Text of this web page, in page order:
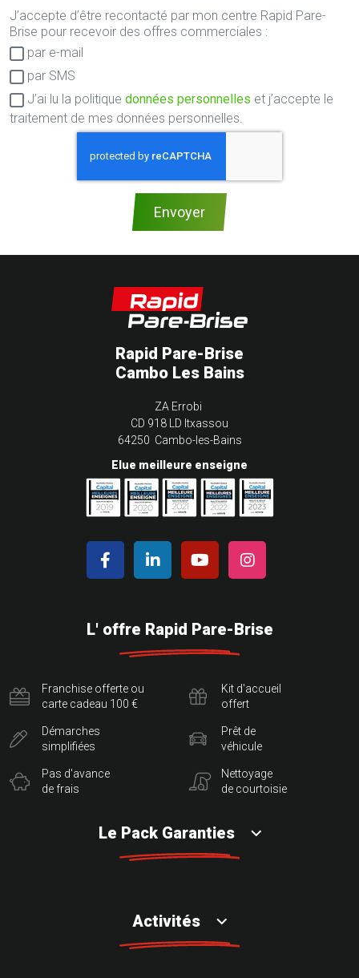
Consentement
RGPD
J’accepte d’être recontacté par mon centre Rapid Pare-
Brise pour recevoir des offres commerciales :
par e-mail
par SMS
J’ai lu la politique données personnelles et j’accepte le
traitement de mes données personnelles.
Envoyer
Rapid Pare-Brise
Cambo Les Bains
ZA Errobi
CD 918 LD Itxassou
64250 Cambo-les-Bains
Elue meilleure enseigne
L' offre Rapid Pare-Brise
Franchise offerte ou
carte cadeau 100 €
Démarches
simplifiées
Pas d'avance
de frais
Kit d'accueil
offert
Prêt de
véhicule
Nettoyage
de courtoisie
Le Pack Garanties
Activités